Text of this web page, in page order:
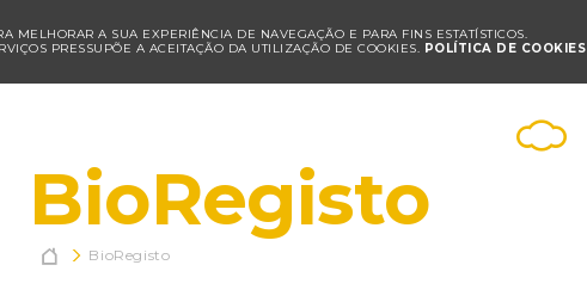
MELHORAR A SUA EXPERIÊNCIA DE NAVEGAÇÃO E PARA FINS ESTATÍSTICOS.
PRESSUPÕE A ACEITAÇÃO DA UTILIZAÇÃO DE COOKIES. POLÍTICA DE COOKIES
BioRegisto
 BioRegisto